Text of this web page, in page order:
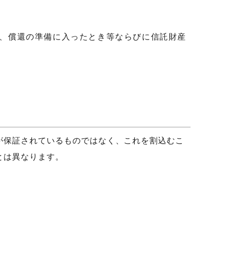
償還の準備に入ったとき等ならびに信託財産
証されているものではなく、これを割込むこ
異なります。